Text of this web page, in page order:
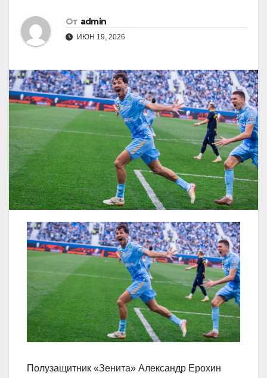
От admin
ИЮН 19, 2026
Полузащитник «Зенита» Александр Ерохин